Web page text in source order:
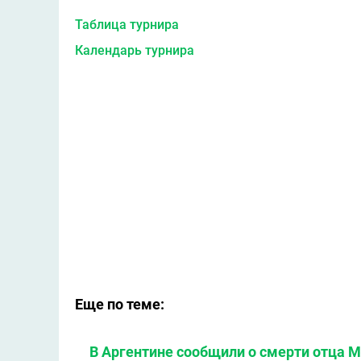
Таблица турнира
Календарь турнира
Еще по теме:
В Аргентине сообщили о смерти отца